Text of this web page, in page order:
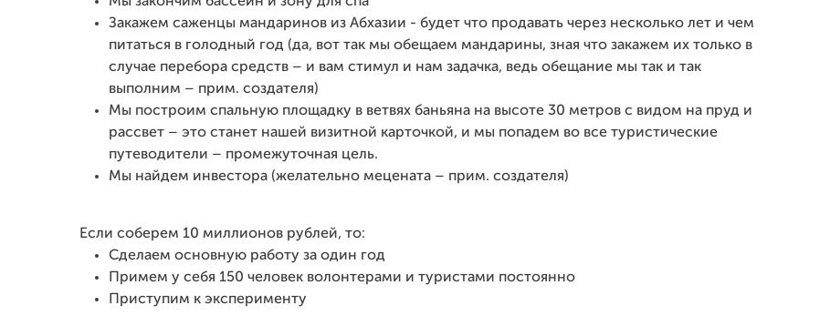
Закажем саженцы мандаринов из Абхазии - будет что продавать через несколько лет и чем
питаться в голодный год (да, вот так мы обещаем мандарины, зная что закажем их только в
случае перебора средств – и вам стимул и нам задачка, ведь обещание мы так и так
выполним – прим. создателя)
Мы построим спальную площадку в ветвях баньяна на высоте 30 метров с видом на пруд и
рассвет – это станет нашей визитной карточкой, и мы попадем во все туристические
путеводители – промежуточная цель.
Мы найдем инвестора (желательно мецената – прим. создателя)
Если соберем 10 миллионов рублей, то:
Сделаем основную работу за один год
Примем у себя 150 человек волонтерами и туристами постоянно
Приступим к эксперименту